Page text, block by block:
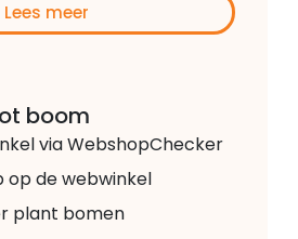
Lees meer
boom
via WebshopChecker
op de webwinkel
plant bomen